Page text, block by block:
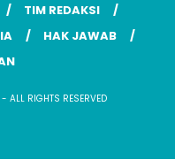
TIM REDAKSI
HAK JAWAB
ALL RIGHTS RESERVED